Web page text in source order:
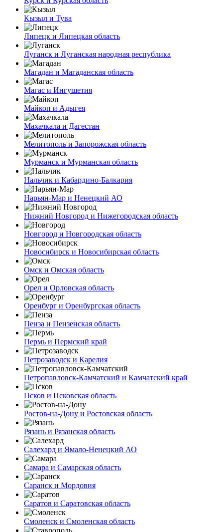
Кызыл и Тува
Липецк и Липецкая область
Луганск и Луганская народная республика
Магадан и Магаданская область
Магас и Ингушетия
Майкоп и Адыгея
Махачкала и Дагестан
Мелитополь и Запорожская область
Мурманск и Мурманская область
Нальчик и Кабардино-Балкария
Нарьян-Мар и Ненецкий АО
Нижний Новгород и Нижегородская область
Новгород и Новгородская область
Новосибирск и Новосибирская область
Омск и Омская область
Орел и Орловская область
Оренбург и Оренбургская область
Пенза и Пензенская область
Пермь и Пермский край
Петрозаводск и Карелия
Петропавловск-Камчатский и Камчатский край
Псков и Псковская область
Ростов-на-Дону и Ростовская область
Рязань и Рязанская область
Салехард и Ямало-Ненецкий АО
Самара и Самарская область
Саранск и Мордовия
Саратов и Саратовская область
Смоленск и Смоленская область